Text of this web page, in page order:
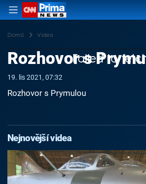
Domů Videa
Failed to fetch
Rozhovor s
19. lis 2021, 07:32
Rozhovor s Prymulou
Nejnovější videa